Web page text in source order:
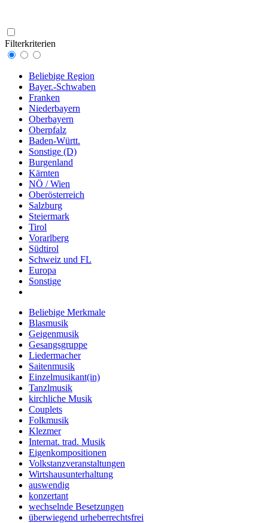
Filterkriterien
Beliebige Region
Bayer.-Schwaben
Franken
Niederbayern
Oberbayern
Oberpfalz
Baden-Württ.
Sonstige (D)
Burgenland
Kärnten
NÖ / Wien
Oberösterreich
Salzburg
Steiermark
Tirol
Vorarlberg
Südtirol
Schweiz und FL
Europa
Sonstige
Beliebige Merkmale
Blasmusik
Geigenmusik
Gesangsgruppe
Liedermacher
Saitenmusik
Einzelmusikant(in)
Tanzlmusik
kirchliche Musik
Couplets
Folkmusik
Klezmer
Internat. trad. Musik
Eigenkompositionen
Volkstanzveranstaltungen
Wirtshausunterhaltung
auswendig
konzertant
wechselnde Besetzungen
überwiegend urheberrechtsfrei